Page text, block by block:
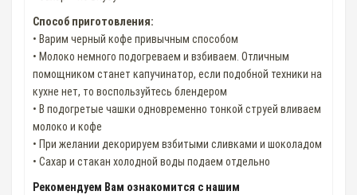
Способ приготовления:
• Варим черный кофе привычным способом
• Молоко немного подогреваем и взбиваем. Отличным
помощником станет капучинатор, если подобной техники на
кухне нет, то воспользуйтесь блендером
• В подогретые чашки одновременно тонкой струей вливаем
молоко и кофе
• При желании декорируем взбитыми сливками и шоколадом
• Сахар и стакан холодной воды подаем отдельно
Рекомендуем Вам ознакомится с нашим